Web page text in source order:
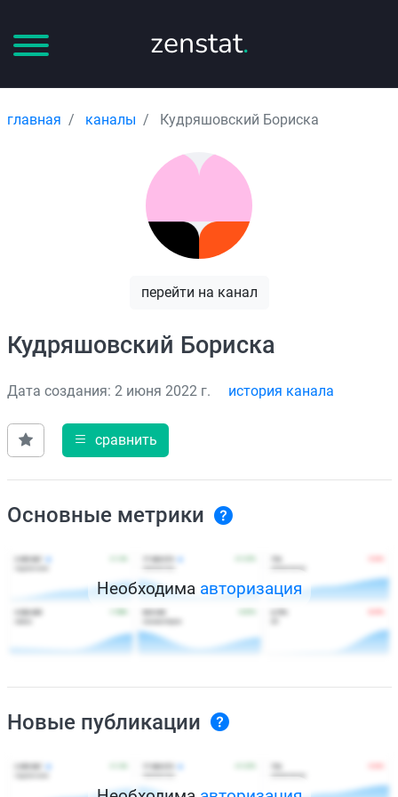
zenstat.
главная каналы Кудряшовский Бориска
перейти на канал
Кудряшовский Бориска
Дата создания: 2 июня 2022 г. история канала
сравнить
Основные метрики
Необходима авторизация
Новые публикации